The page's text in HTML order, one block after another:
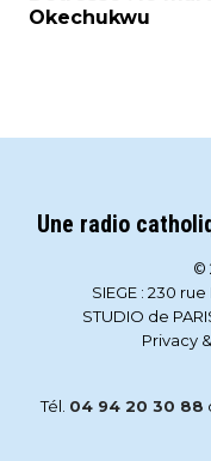
Okechukwu
Une radio
©
SIEGE : 230
STUDIO de
Privacy
Tél. 04 94 20 30 88